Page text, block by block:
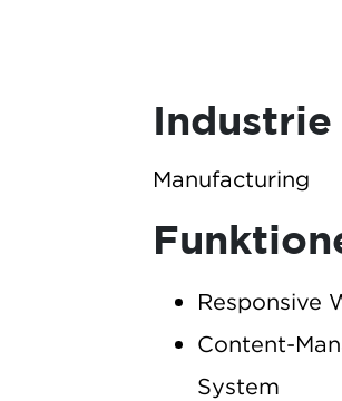
Industrie
Manufacturing
Responsive
Content-
System